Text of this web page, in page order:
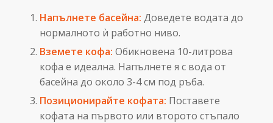
Напълнете басейна: Доведете водата до
нормалното ѝ работно ниво.
Вземете кофа: Обикновена 10-литрова
кофа е идеална. Напълнете я с вода от
басейна до около 3-4 см под ръба.
Позиционирайте кофата: Поставете
кофата на първото или второто стъпало